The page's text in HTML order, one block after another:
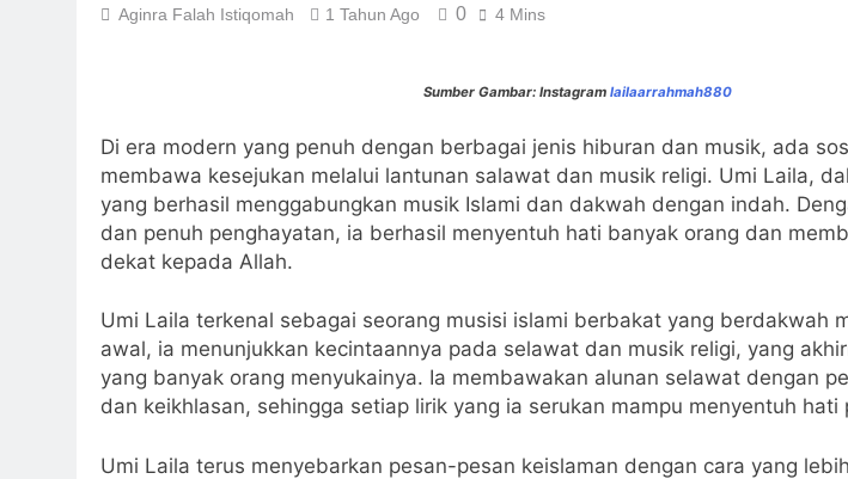
Aginra Falah Istiqomah 1 Tahun Ago 0 4 Mins
Sumber Gambar: Instagram lailaarrahmah880
Di era modern yang penuh dengan berbagai jenis hiburan dan musik, ada
membawa kesejukan melalui lantunan salawat dan musik religi. Umi Laila,
yang berhasil menggabungkan musik Islami dan dakwah dengan indah.
dan penuh penghayatan, ia berhasil menyentuh hati banyak orang dan
dekat kepada Allah.
Umi Laila terkenal sebagai seorang musisi islami berbakat yang berdakwah
awal, ia menunjukkan kecintaannya pada selawat dan musik religi, yang
yang banyak orang menyukainya. Ia membawakan alunan selawat dengan
dan keikhlasan, sehingga setiap lirik yang ia serukan mampu menyentuh hati
Umi Laila terus menyebarkan pesan-pesan keislaman dengan cara yang